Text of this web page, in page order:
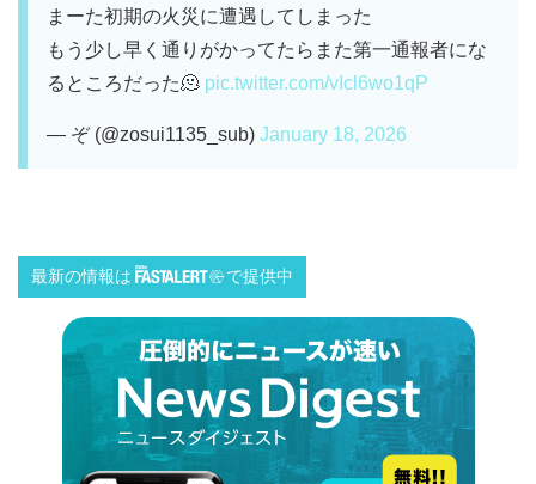
まーた初期の火災に遭遇してしまった
もう少し早く通りがかってたらまた第一通報者にな
るところだった🫠 pic.twitter.com/vIcl6wo1qP
— ぞ (@zosui1135_sub) January 18, 2026
最新の情報は で提供中